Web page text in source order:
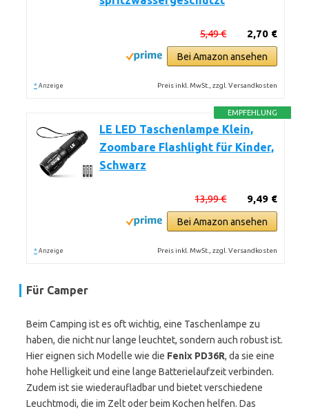
2,70 €
5,49 €
Bei Amazon ansehen
* Anzeige Preis inkl. MwSt., zzgl. Versandkosten
EMPFEHLUNG
LE LED Taschenlampe Klein,
Zoombare Flashlight für Kinder,
Schwarz
9,49 €
13,99 €
Bei Amazon ansehen
* Anzeige Preis inkl. MwSt., zzgl. Versandkosten
Für Camper
Beim Camping ist es oft wichtig, eine Taschenlampe zu
haben, die nicht nur lange leuchtet, sondern auch robust ist.
Hier eignen sich Modelle wie die Fenix PD36R, da sie eine
hohe Helligkeit und eine lange Batterielaufzeit verbinden.
Zudem ist sie wiederaufladbar und bietet verschiedene
Leuchtmodi, die im Zelt oder beim Kochen helfen. Das